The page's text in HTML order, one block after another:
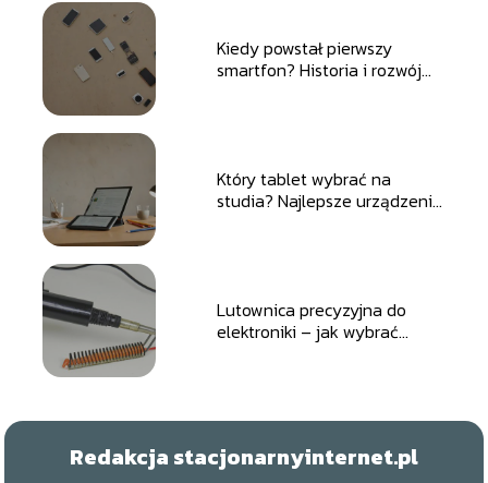
Kiedy powstał pierwszy
smartfon? Historia i rozwój
Który tablet wybrać na
studia? Najlepsze urządzenia
Lutownica precyzyjna do
elektroniki – jak wybrać
Redakcja stacjonarnyinternet.pl